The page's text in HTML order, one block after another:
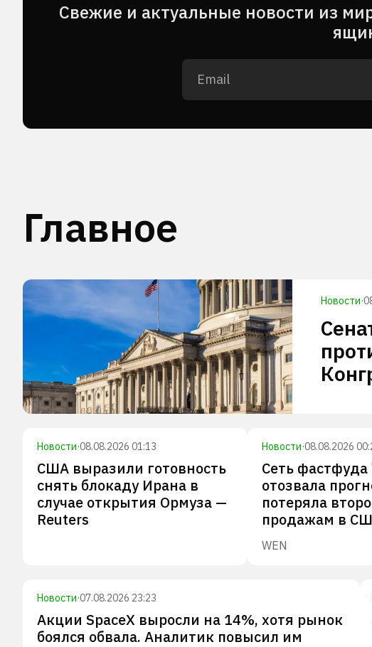
Cвежие и актуальные новости из
Главное
Новости·
Новости·08.08.2026 01:13
США выразили готовность
снять блокаду Ирана в
случае открытия Ормуза —
Reuters
Новости·08.08.2026
Сеть фастфуда
отозвала
потеряла
продажам в
WEN
Новости·07.08.2026 23:23
Акции SpaceX выросли на 14%, хотя рынок
боялся обвала. Аналитик повысил им